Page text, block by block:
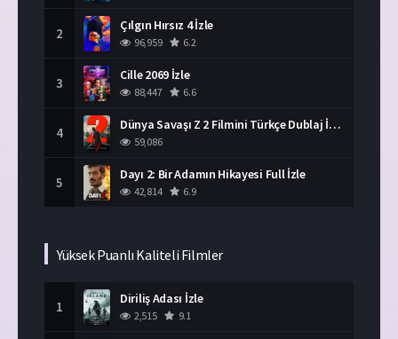
2 Çılgın Hırsız 4 İzle
96,959 6.2
3 Cille 2069 İzle
88,447 6.6
4 Dünya Savaşı Z 2 Filmini Türkçe Dublaj İzle
59,086
5 Dayı 2: Bir Adamın Hikayesi Full İzle
42,814 6.9
Yüksek Puanlı Kaliteli Filmler
1 Diriliş Adası İzle
2,515 9.1